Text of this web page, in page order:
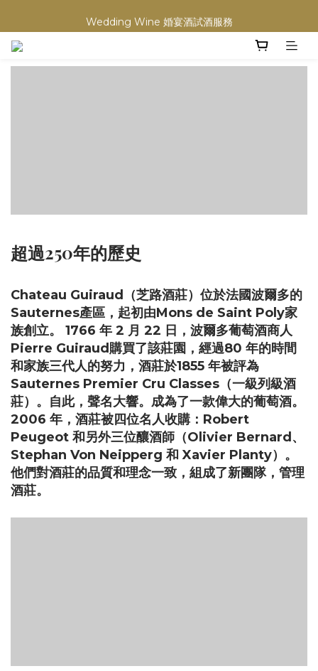
買滿任何酒類 六支 或買滿 $1200 (不限支數) 皆可享免費送貨
Wedding Wine 婚宴酒試酒服務
買滿任何酒類 六支 或買滿 $1200 (不限支數) 皆可享免費送貨
超過250年的歷史
Chateau Guiraud（芝路酒莊）位於法國波爾多的
Sauternes產區，起初由Mons de Saint Poly家
族創立。 1766 年 2 月 22 日，波爾多葡萄酒商人
Pierre Guiraud購買了該莊園，經過80 年的時間
和家族三代人的努力，酒莊於1855 年被評為
Sauternes Premier Cru Classes（一級列級酒
莊）。自此，聲名大響。成為了一款偉大的葡萄酒。
2006 年，酒莊被四位名人收購：Robert
Peugeot 和另外三位釀酒師（Olivier Bernard、
Stephan Von Neipperg 和 Xavier Planty）。
他們對酒莊的品質和理念一致，組成了新團隊，管理
酒莊。